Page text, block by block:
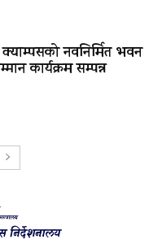
नवनिर्मित भवन
कार्यक्रम सम्पन्न